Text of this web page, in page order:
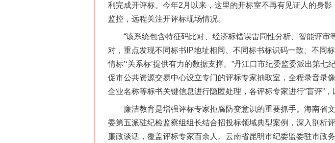
利完成开评标。今年2月以来，这里的开标室不再有见证人的身
监控，远程关注开评标现场情况。
“该系统包含特征码比对、经济标错误雷同性分析、智能评审
对，重点发现不同标书IP地址相同、不同标书标识码一致、不同
情标’‘关系标’提供有力的数据支撑。”丹江口市纪委监委派出第
促市公共资源交易中心设立专门的评标专家抽取室，全程录音录
企业名称等标书关键信息进行隐匿处理，各评标专家进行“盲评”，
廉洁教育是增强评标专家拒腐防变意识的重要抓手。海南省
委第五派驻纪检监察组组长结合招投标领域典型案例，深入剖析
廉政谈话，覆盖评标专家百余人。云南省昆明市纪委监委驻市政
茶叶“炒
这是一记警钟！ 谢谢有你温